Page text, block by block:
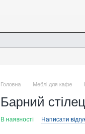
Головна Меблі для кафе
Барний
В наявності Написати